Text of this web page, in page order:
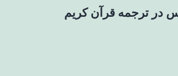
در ترجمه قرآن کریم